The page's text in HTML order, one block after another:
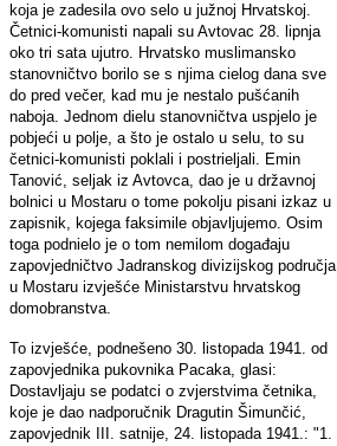
koja je zadesila ovo selo u južnoj Hrvatskoj.
Četnici-komunisti napali su Avtovac 28. lipnja
oko tri sata ujutro. Hrvatsko muslimansko
stanovničtvo borilo se s njima cielog dana sve
do pred večer, kad mu je nestalo pušćanih
naboja. Jednom dielu stanovničtva uspjelo je
pobjeći u polje, a što je ostalo u selu, to su
četnici-komunisti poklali i postrieljali. Emin
Tanović, seljak iz Avtovca, dao je u državnoj
bolnici u Mostaru o tome pokolju pisani izkaz u
zapisnik, kojega faksimile objavljujemo. Osim
toga podnielo je o tom nemilom događaju
zapovjedničtvo Jadranskog divizijskog područja
u Mostaru izvješće Ministarstvu hrvatskog
domobranstva.
To izvješće, podnešeno 30. listopada 1941. od
zapovjednika pukovnika Pacaka, glasi:
Dostavljaju se podatci o zvjerstvima četnika,
koje je dao nadporučnik Dragutin Šimunčić,
zapovjednik III. satnije, 24. listopada 1941.: "1.